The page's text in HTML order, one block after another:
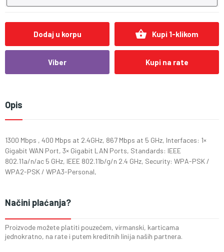
Dodaj u korpu shopping_basket Kupi 1-klikom
Viber Kupi na rate
Opis
1300 Mbps , 400 Mbps at 2.4GHz, 867 Mbps at 5 GHz, Interfaces: 1×
Gigabit WAN Port, 3× Gigabit LAN Ports, Standards: IEEE
802.11a/n/ac 5 GHz, IEEE 802.11b/g/n 2.4 GHz, Security: WPA-PSK /
WPA2-PSK / WPA3-Personal,
Načini plaćanja?
Proizvode možete platiti pouzećem, virmanski, karticama
jednokratno, na rate i putem kreditnih linija naših partnera.